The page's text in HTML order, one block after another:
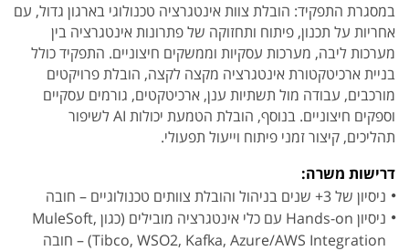
במסגרת התפקיד: הובלת צוות אינטגרציה טכנולוגי בארגון גדול, עם
אחריות על תכנון, פיתוח ותחזוקה של פתרונות אינטגרציה בין
מערכות ליבה, מערכות עסקיות וממשקים חיצוניים. התפקיד כולל
בניית ארכיטקטורת אינטגרציה מקצה לקצה, הובלת פרויקטים
מורכבים, עבודה מול תשתיות ענן, ארכיטקטים, גורמים עסקיים
וספקים חיצוניים. בנוסף, הובלת הטמעת יכולות AI לשיפור
תהליכים, קיצור זמני פיתוח וייעול תפעולי.
דרישות משרה:
ניסיון של 3+ שנים בניהול והובלת צוותים טכנולוגיים – חובה
ניסיון Hands-on עם כלי אינטגרציה מובילים (כגון MuleSoft,
Tibco, WSO2, Kafka, Azure/AWS Integration) – חובה